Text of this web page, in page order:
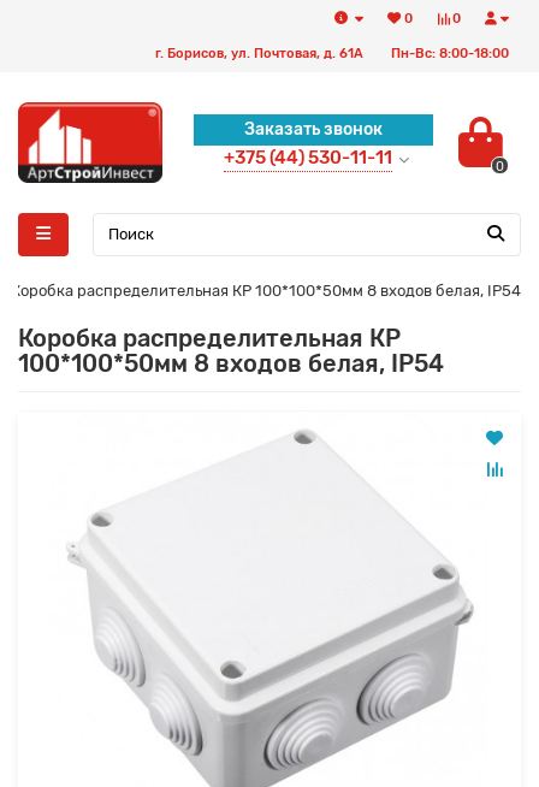
0
0
г. Борисов, ул. Почтовая, д. 61А Пн-Вс: 8:00-18:00
Заказать звонок
+375 (44) 530-11-11 0
Коробка распределительная КР 100*100*50мм 8 входов белая, IP54
Коробка распределительная КР
100*100*50мм 8 входов белая, IP54